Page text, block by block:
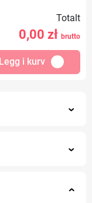
Totalt
0,00 zł brutto
Legg i kurv